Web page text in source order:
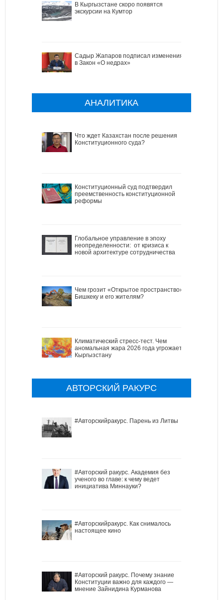
В Кыргызстане скоро появятся
экскурсии на Кумтор
Садыр Жапаров подписал изменения
в Закон «О недрах»
АНАЛИТИКА
Что ждет Казахстан после решения
Конституционного суда?
Конституционный суд подтвердил
преемственность конституционной
реформы
Глобальное управление в эпоху
неопределенности: от кризиса к
новой архитектуре сотрудничества
Чем грозит «Открытое пространство»
Бишкеку и его жителям?
Климатический стресс-тест. Чем
аномальная жара 2026 года угрожает
Кыргызстану
АВТОРСКИЙ РАКУРС
#Авторскийракурс. Парень из Литвы
#Авторский ракурс. Академия без
ученого во главе: к чему ведет
инициатива Миннауки?
#Авторскийракурс. Как снималось
настоящее кино
#Авторский ракурс. Почему знание
Конституции важно для каждого —
мнение Зайнидина Курманова